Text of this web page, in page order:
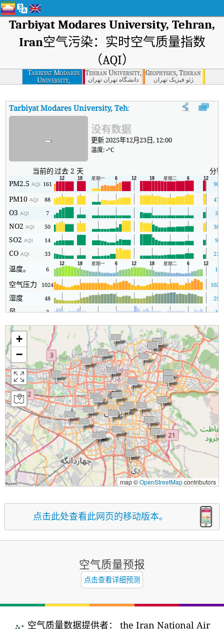
Tarbiyat Modares University, Tehran,
Iran空气污染：实时空气质量指数
（AQI）
Tarbiyat Modares
University,
Tehran, Iran
Tehran University, Tehran
دانشگاه تهران تهران
Geophysics, Tehran
ژئو فیزیک تهران
Tarbiyat Modares University, Tehran, Iran Tarbiyat
- 没有数据
更新 2025年12月23日, 12:00
温度:-°C
当前的过去 2 天
分钟
PM2.5AQI 161 90
PM10AQI 88 47
O3AQI 7 3
NO2AQI 50 38
SO2AQI 14 9
COAQI 33 21
温度。 6 1
空气压力 1024 1021
湿度 48 29
风 3 1
+
−
map ©OpenStreetMapcontributors
点击此处查看此网页的移动版本。
空气质量预报
点击查看详细预测
空气质量数据提供者：
the Iran National Air